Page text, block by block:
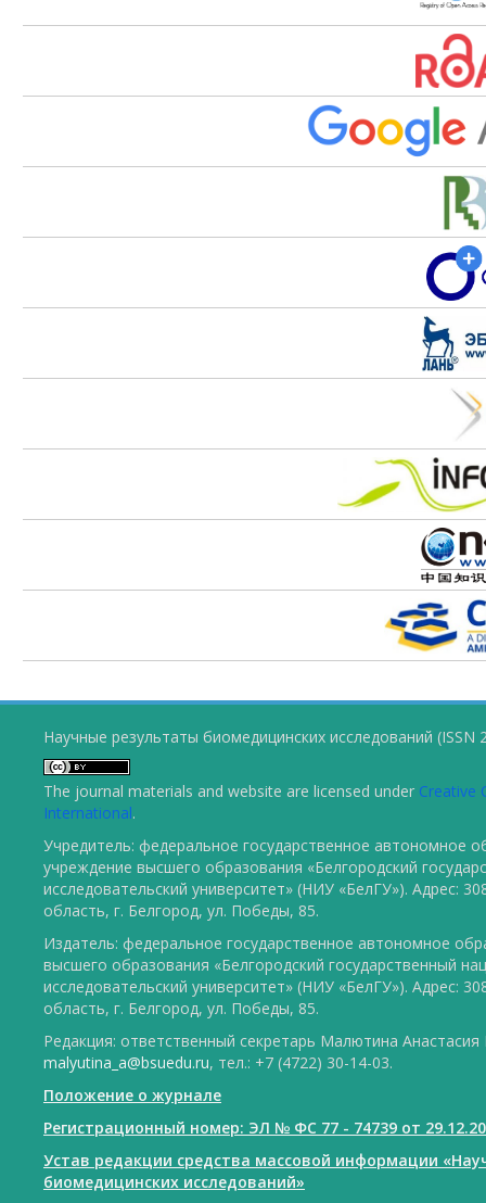
Научные результаты биомедицинских исследований (ISSN
The journal materials and website are licensed under Creative
International.
Учредитель: федеральное государственное автономное
учреждение высшего образования «Белгородский
исследовательский университет» (НИУ «БелГУ»). Адрес:
область, г. Белгород, ул. Победы, 85.
Издатель: федеральное государственное автономное
высшего образования «Белгородский государственный
исследовательский университет» (НИУ «БелГУ»). Адрес:
область, г. Белгород, ул. Победы, 85.
Редакция: ответственный секретарь Малютина
malyutina_a@bsuedu.ru, тел.: +7 (4722) 30-14-03.
Положение о журнале
Регистрационный номер: ЭЛ № ФС 77 - 74739 от
Устав редакции средства массовой информации
биомедицинских исследований»